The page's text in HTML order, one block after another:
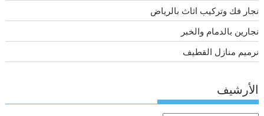
نجار فك وتركيب اثاث بالرياض
نجارين بالدمام والخبر
نرميم منازل القطيف
الأرشيف